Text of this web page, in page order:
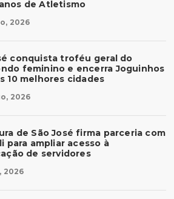
de Atletismo
2026
conquista troféu geral do
feminino e encerra Joguinhos
10 melhores cidades
2026
de São José firma parceria com
para ampliar acesso à
de servidores
2026